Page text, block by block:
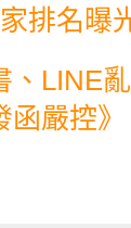
排名曝
、LINE
嚴控》